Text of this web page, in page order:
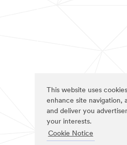
This website uses
enhance site navigation,
and deliver you
your interests.
Cookie Notice